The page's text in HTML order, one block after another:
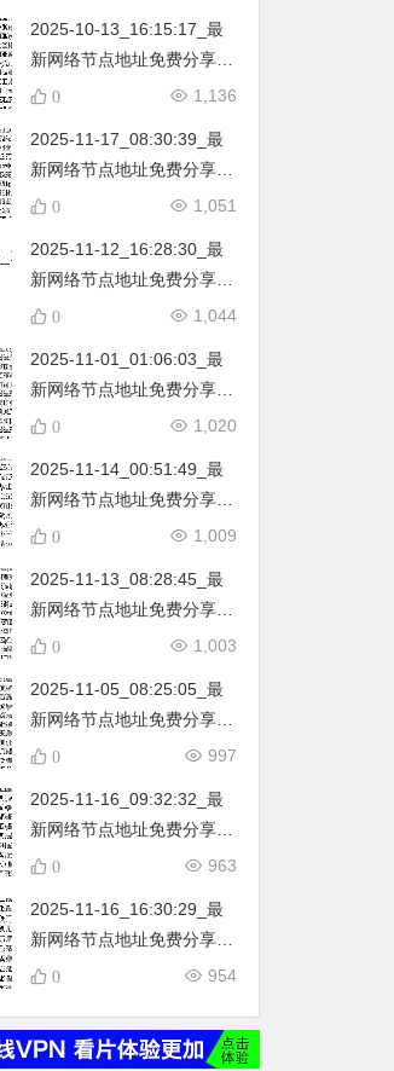
韩国|新加坡|台湾|马来西亚|
…
2025-10-13_16:15:17_最
新网络节点地址免费分享…
不定期更新…开放免费分享
韩国|新加坡|台湾|马来西亚|
…
1,136
0
2025-11-17_08:30:39_最
新网络节点地址免费分享…
不定期更新…开放免费分享
韩国|新加坡|台湾|马来西亚|
…
1,051
0
2025-11-12_16:28:30_最
新网络节点地址免费分享…
不定期更新…开放免费分享
韩国|新加坡|台湾|马来西亚|
…
1,044
0
2025-11-01_01:06:03_最
新网络节点地址免费分享…
不定期更新…开放免费分享
韩国|新加坡|台湾|马来西亚|
…
1,020
0
2025-11-14_00:51:49_最
新网络节点地址免费分享…
不定期更新…开放免费分享
韩国|新加坡|台湾|马来西亚|
…
1,009
0
2025-11-13_08:28:45_最
新网络节点地址免费分享…
不定期更新…开放免费分享
韩国|新加坡|台湾|马来西亚|
…
1,003
0
2025-11-05_08:25:05_最
新网络节点地址免费分享…
不定期更新…开放免费分享
韩国|新加坡|台湾|马来西亚|
…
997
0
2025-11-16_09:32:32_最
新网络节点地址免费分享…
不定期更新…开放免费分享
韩国|新加坡|台湾|马来西亚|
…
963
0
2025-11-16_16:30:29_最
新网络节点地址免费分享…
不定期更新…开放免费分享
韩国|新加坡|台湾|马来西亚|
…
954
0